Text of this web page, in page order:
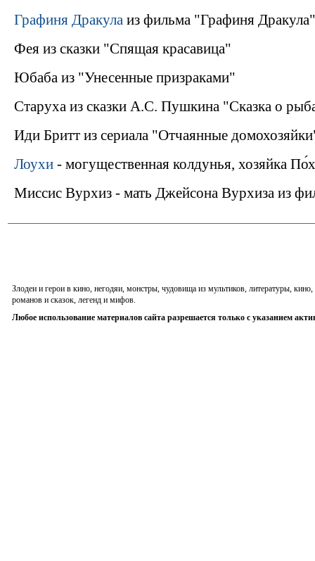
Графиня Дракула из фильма "Графиня Дракула"
Фея из сказки "Спящая красавица"
Юбаба из "Унесенные призраками"
Старуха из сказки А.С. Пушкина "Сказка о
Иди Бритт из сериала "Отчаянные
Лоухи - могущественная колдунья, хозяйка
Миссис Вурхиз - мать Джейсона Вурхиза из
Злодеи и герои в кино, негодяи, монстры, чудовища из мультиков, литературы,
романов и сказок, легенд и мифов.
Любое использование материалов сайта разрешается только с указанием